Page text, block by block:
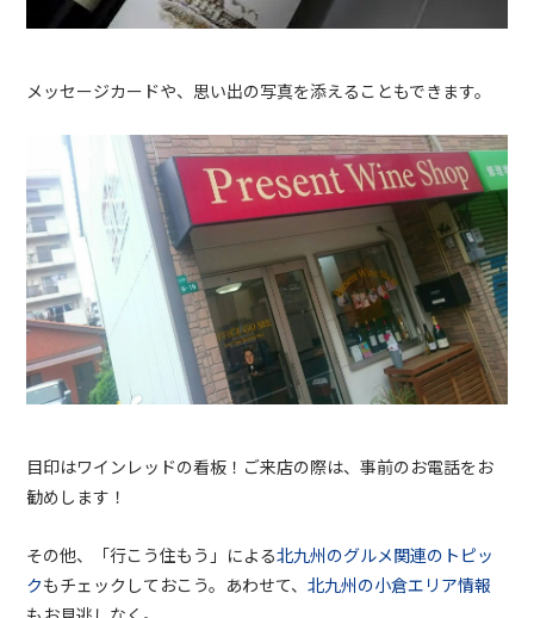
メッセージカードや、思い出の写真を添えることもできます。
目印はワインレッドの看板！ご来店の際は、事前のお電話をお
勧めします！
その他、「行こう住もう」による北九州のグルメ関連のトピッ
クもチェックしておこう。あわせて、北九州の小倉エリア情報